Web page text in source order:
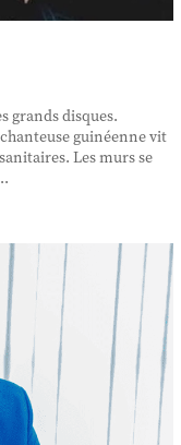
grands disques.
guinéenne vit
Les murs se